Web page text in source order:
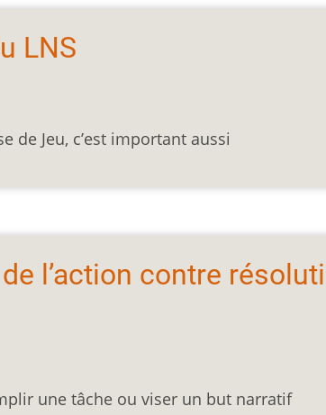
LNS
de Jeu, c’est important aussi
de l’action contre
une tâche ou viser un but narratif